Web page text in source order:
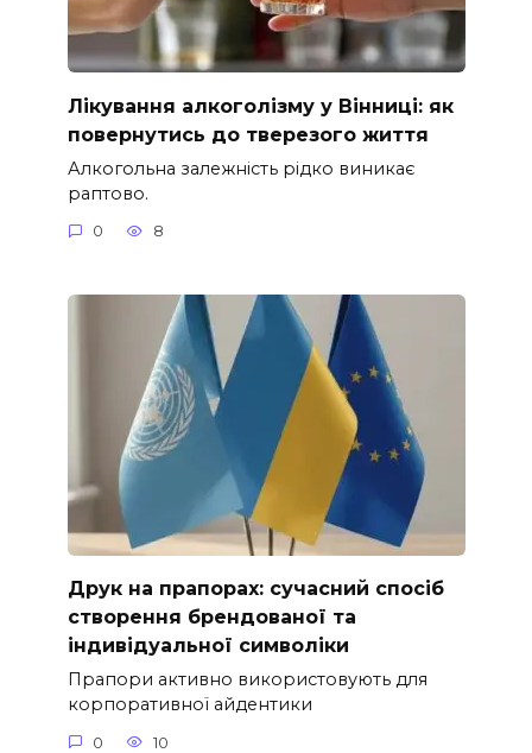
Лікування алкоголізму у Вінниці: як
повернутись до тверезого життя
Алкогольна залежність рідко виникає
раптово.
0 8
Друк на прапорах: сучасний спосіб
створення брендованої та
індивідуальної символіки
Прапори активно використовують для
корпоративної айдентики
0 10